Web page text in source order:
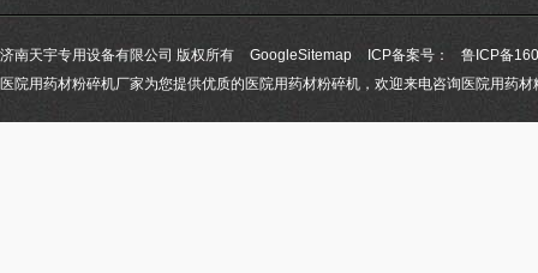
济南天宇专用设备有限公司 版权所有 GoogleSitemap ICP备案号：
鲁ICP备
医院用药材粉碎机厂家为您提供优质的医院用药材粉碎机，欢迎来电咨询医院用药材